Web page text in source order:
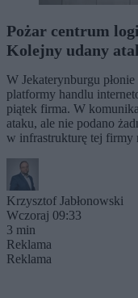
Pożar centrum
Kolejny udany
W Jekaterynburgu
platformy handlu
piątek firma. W
ataku, ale nie podano
w infrastrukturę tej firmy
Krzysztof Jabłonowski
Wczoraj 09:33
3 min
Reklama
Reklama